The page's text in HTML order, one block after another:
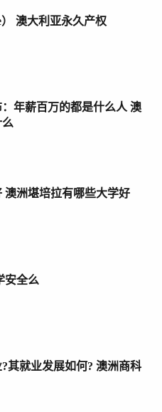
澳大利亚永久产权
年薪百万的都是什么人 澳
澳洲堪培拉有哪些大学好
安全么
其就业发展如何? 澳洲商科